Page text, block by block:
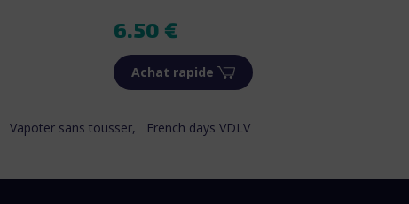
Prix
6.50 €
Achat rapide
Vapoter sans tousser, French days VDLV